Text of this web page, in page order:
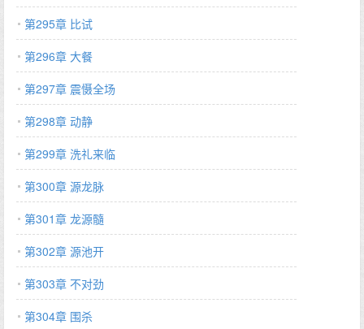
第295章 比试
第296章 大餐
第297章 震慑全场
第298章 动静
第299章 洗礼来临
第300章 源龙脉
第301章 龙源髓
第302章 源池开
第303章 不对劲
第304章 围杀